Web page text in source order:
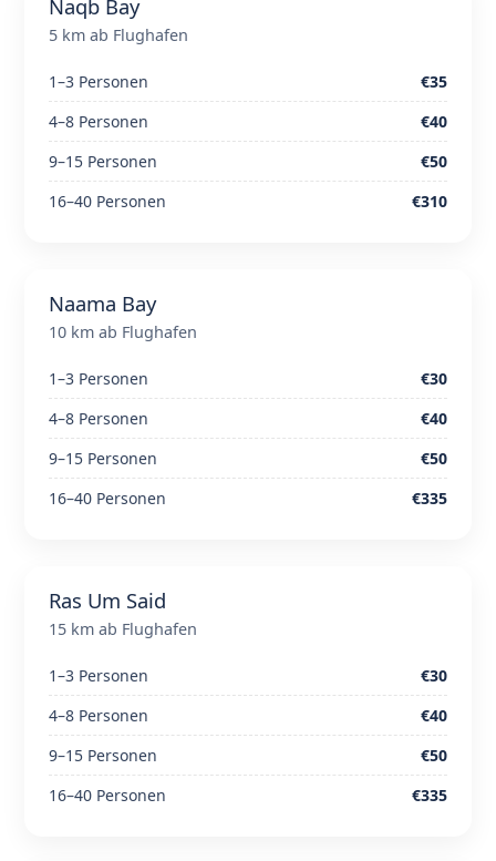
Naqb Bay
5 km ab Flughafen
1–3 Personen
€35
4–8 Personen
€40
9–15 Personen
€50
16–40 Personen
€310
Naama Bay
10 km ab Flughafen
1–3 Personen
€30
4–8 Personen
€40
9–15 Personen
€50
16–40 Personen
€335
Ras Um Said
15 km ab Flughafen
1–3 Personen
€30
4–8 Personen
€40
9–15 Personen
€50
16–40 Personen
€335